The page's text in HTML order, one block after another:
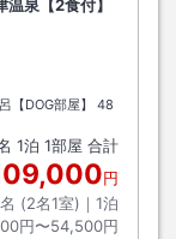
泉【2食付】
DOG部屋】
48
1泊 1部屋 合計
円
(2名1室)｜ 1泊
円〜54,500円